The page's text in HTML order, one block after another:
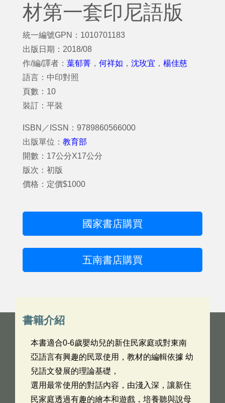
材第一套印尼語版
統一編號GPN：1010701183
出版日期：2018/08
作/編/譯者： 葉郁菁 ， 何祥如 ， 沈玫宜 ， 楊佳慈
語言：中印對照
頁數：10
裝訂：平裝
ISBN／ISSN：9789860566000
出版單位： 教育部
開數：17公分X17公分
版次：初版
價格：定價$1000
國家書店購買
五南書店購買
書籍介紹
本書適合0-6歲嬰幼兒的新住民家庭或對東南
亞語言有興趣的民眾使用，教材的編輯依據 幼
兒語文發展的理論基礎，
選用最常使用的對話內容，由淺入深，讓新住
民家庭透過有趣的繪本和遊戲，培養聽與說母